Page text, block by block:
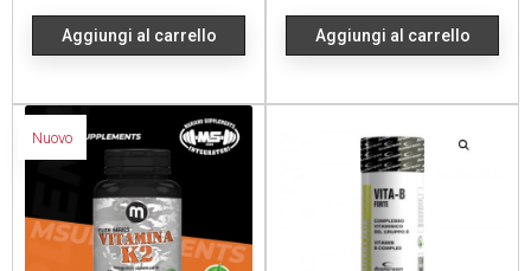
Aggiungi al carrello Aggiungi al carrello
Nuovo